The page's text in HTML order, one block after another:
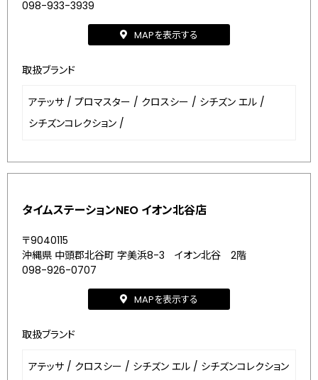
098-933-3939
MAPを表示する
取扱ブランド
アテッサ / プロマスター / クロスシー / シチズン エル /
シチズンコレクション /
タイムステーションNEO イオン北谷店
〒9040115
沖縄県 中頭郡北谷町 字美浜8-3 イオン北谷 2階
098-926-0707
MAPを表示する
取扱ブランド
アテッサ / クロスシー / シチズン エル / シチズンコレクション